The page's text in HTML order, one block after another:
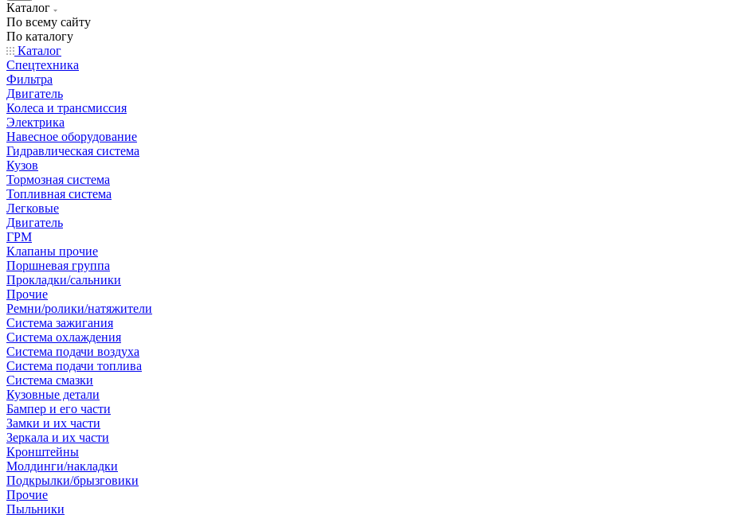
Каталог
По всему сайту
По каталогу
Каталог
Спецтехника
Фильтра
Двигатель
Колеса и трансмиссия
Электрика
Навесное оборудование
Гидравлическая система
Кузов
Тормозная система
Топливная система
Легковые
Двигатель
ГРМ
Клапаны прочие
Поршневая группа
Прокладки/сальники
Прочие
Ремни/ролики/натяжители
Система зажигания
Система охлаждения
Система подачи воздуха
Система подачи топлива
Система смазки
Кузовные детали
Бампер и его части
Замки и их части
Зеркала и их части
Кронштейны
Молдинги/накладки
Подкрылки/брызговики
Прочие
Пыльники